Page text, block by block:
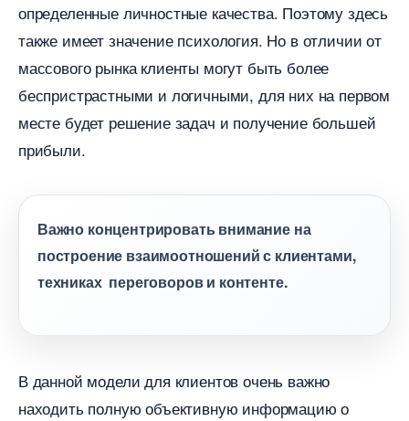
определенные личностные качества. Поэтому здесь
также имеет значение психология. Но в отличии от
массового рынка клиенты могут быть более
еспристрастными и логичными, для них на первом
месте будет решение задач и получение большей
прибыли.
ажно концентрировать внимание на
построение взаимоотношений с клиентами,
техниках переговоров и контенте.
данной модели для клиентов очень важно
находить полную объективную информацию о